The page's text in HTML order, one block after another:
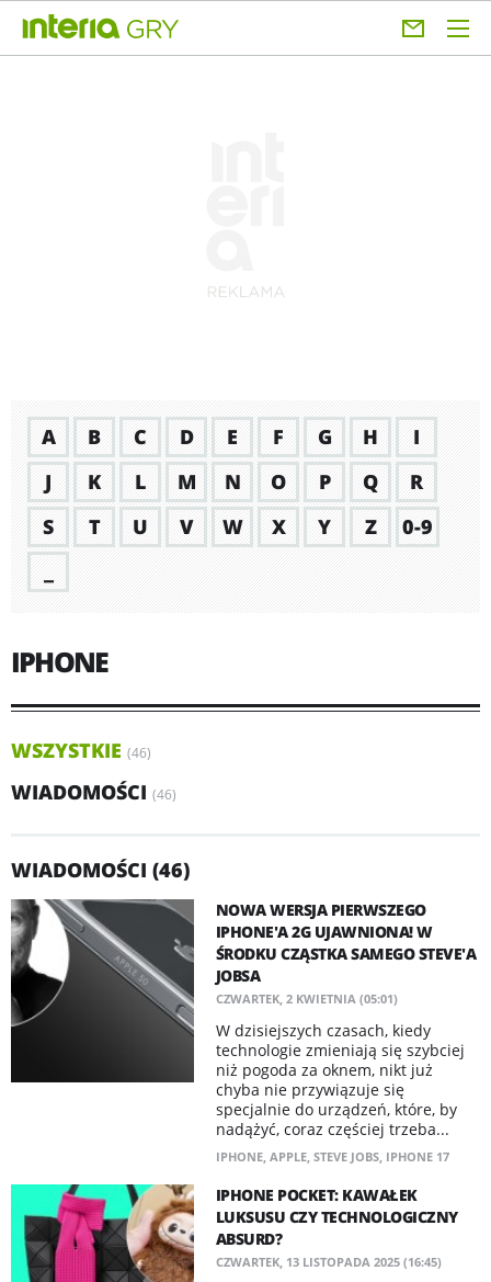
A B C D E F G H
I
J
K L M N O P Q
R
S
T U V W X Y Z
0-9
IPHONE
WSZYSTKIE (46)
WIADOMOŚCI (46)
WIADOMOŚCI (46)
NOWA WERSJA PIERWSZEGO
IPHONE'A 2G UJAWNIONA! W
ŚRODKU CZĄSTKA SAMEGO STEVE'A
JOBSA
CZWARTEK, 2 KWIETNIA (05:01)
W dzisiejszych czasach, kiedy
technologie zmieniają się szybciej
niż pogoda za oknem, nikt już
chyba nie przywiązuje się
specjalnie do urządzeń, które, by
nadążyć, coraz częściej trzeba...
IPHONE, APPLE, STEVE JOBS, IPHONE 17
IPHONE POCKET: KAWAŁEK
LUKSUSU CZY TECHNOLOGICZNY
ABSURD?
CZWARTEK, 13 LISTOPADA 2025 (16:45)